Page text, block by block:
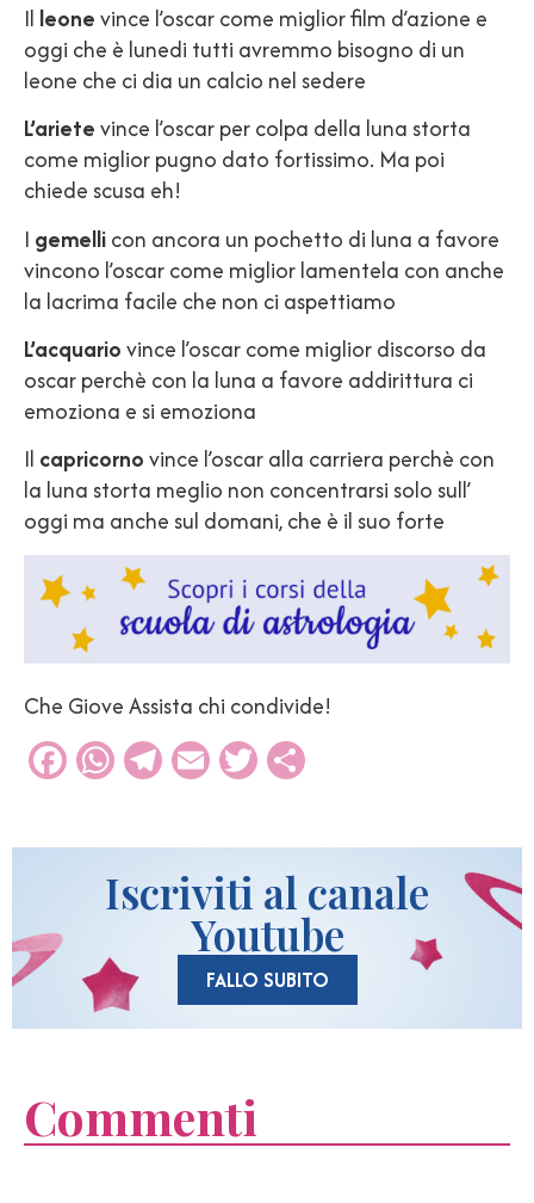
Il leonevince l’oscar come miglior film d’azione e
oggi che è lunedi tutti avremmo bisogno di un
leone che ci dia un calcio nel sedere
L’arietevince l’oscar per colpa della luna storta
come miglior pugno dato fortissimo. Ma poi
chiede scusa eh!
I gemellicon ancora un pochetto di luna a favore
vincono l’oscar come miglior lamentela con anche
la lacrima facile che non ci aspettiamo
L’acquariovince l’oscar come miglior discorso da
oscar perchè con la luna a favore addirittura ci
emoziona e si emoziona
Il capricornovince l’oscar alla carriera perchè con
la luna storta meglio non concentrarsi solo sull’
oggi ma anche sul domani, che è il suo forte
Che Giove Assista chi condivide!
Facebook
WhatsApp
Telegram
EmailTwitter
Iscriviti al canale
Youtube
FALLO SUBITO
Commenti